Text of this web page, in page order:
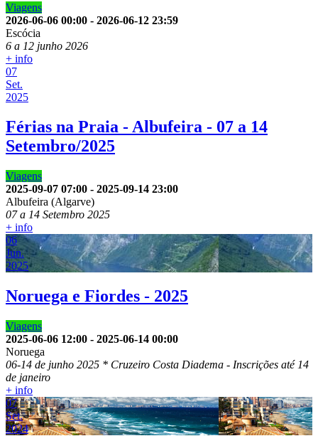
Viagens
2026-06-06 00:00 - 2026-06-12 23:59
Escócia
6 a 12 junho 2026
+ info
07
Set.
2025
Férias na Praia - Albufeira - 07 a 14
Setembro/2025
Viagens
2025-09-07 07:00 - 2025-09-14 23:00
Albufeira (Algarve)
07 a 14 Setembro 2025
+ info
06
Jun.
2025
Noruega e Fiordes - 2025
Viagens
2025-06-06 12:00 - 2025-06-14 00:00
Noruega
06-14 de junho 2025 * Cruzeiro Costa Diadema - Inscrições até 14
de janeiro
+ info
07
Set.
2024